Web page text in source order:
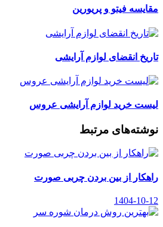
مقایسه فیتو و پریورین
تاریخ انقضای لوازم آرایشی
لیست خرید لوازم آرایشی عروس
نوشته‌های مرتبط
راهکار از بین بردن چربی صورت
1404-10-12